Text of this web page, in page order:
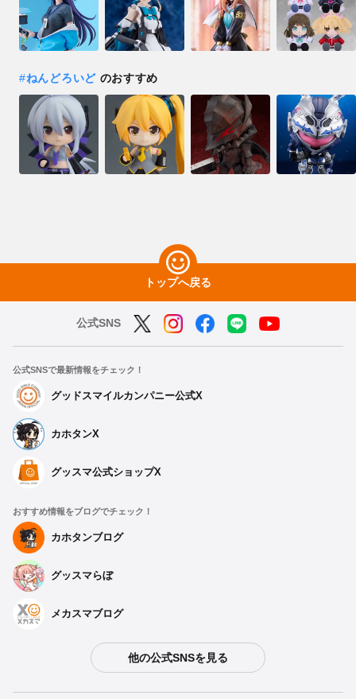
#ねんどろいどのおすすめ
トップへ戻る
公式SNS
公式SNSで最新情報をチェック！
グッドスマイルカンパニー公式X
カホタンX
グッスマ公式ショップX
おすすめ情報をブログでチェック！
カホタンブログ
グッスマらぼ
メカスマブログ
他の公式SNSを見る